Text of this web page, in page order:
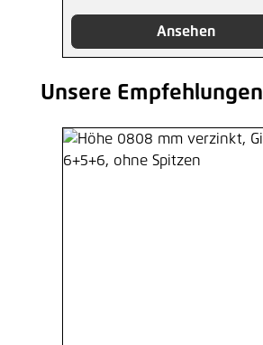
Ansehen
Produktgalerie überspringen
Unsere Empfehlungen